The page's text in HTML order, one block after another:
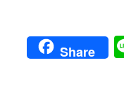
Share